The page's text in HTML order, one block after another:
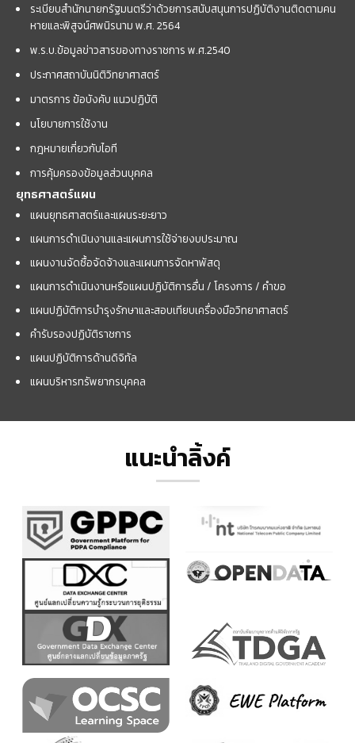
ระเบียบสำนักนายกรัฐมนตรีว่าด้วยการสนับสนุนการปฏิบัติงานติดตามคน
หายและพิสูจน์ศพนิรนาม พ.ศ. 2564
พ.ร.บ.ข้อมูลข่าวสารของทางราชการ พ.ศ.2540
ประกาศสถาบันนิติวิทยาศาสตร์
มาตรการ ข้อบังคับ แนวปฏิบัติ
นโยบายการใช้งาน
กฎหมายเกี่ยวกับไอที
การคุ้มครองข้อมูลส่วนบุคคล
ยุทธศาสตร์แผน
แผนยุทธศาสตร์และแผนระยะยาว
แผนการดำเนินงานและแผนการใช้จ่ายงบประมาณ
แผนงานจัดซื้อจัดจ้างและแผนการจัดหาพัสดุ
แผนการดำเนินงานหรือแผนปฏิบัติการอื่น / โครงการ / คำขอ
แผนปฏิบัติการบำรุงรักษาและสอบเทียบเครื่องมือวิทยาศาสตร์
คำรับรองปฏิบัติราชการ
แผนปฏิบัติการด้านดิจิทัล
แผนบริหารทรัพยากรบุคคล
แนะนำลิ้งค์